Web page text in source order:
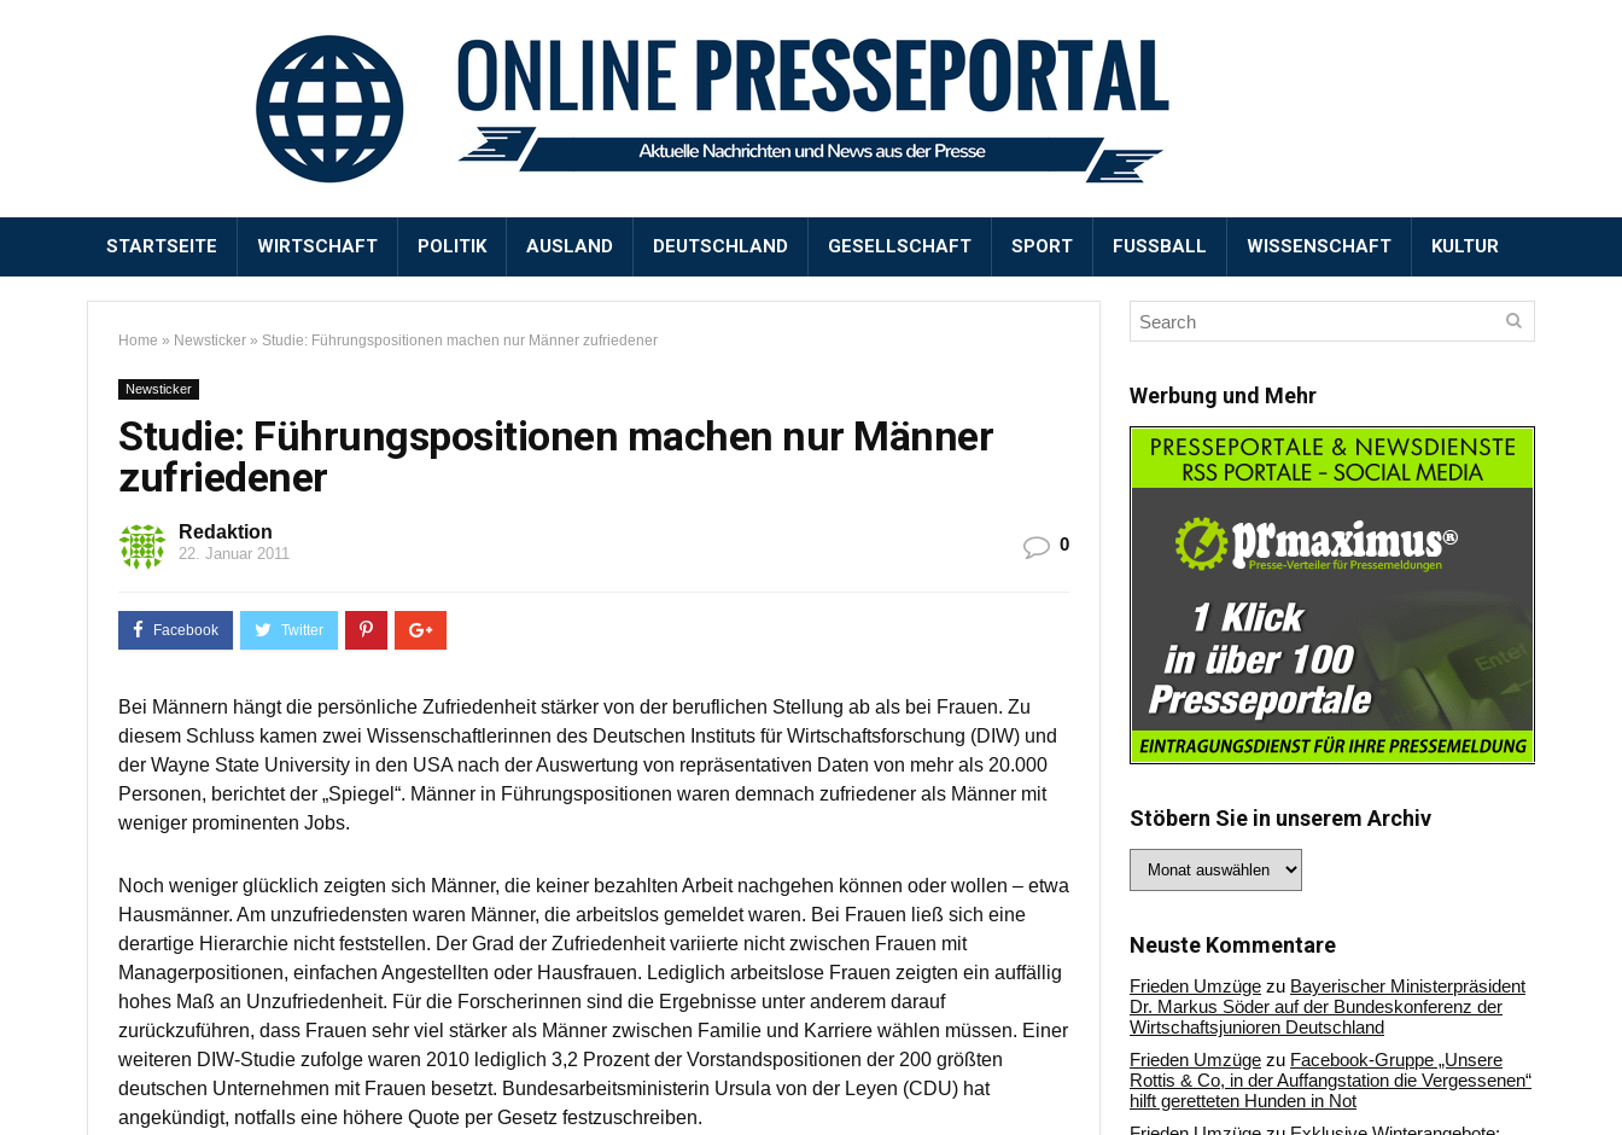
STARTSEITE WIRTSCHAFT POLITIK AUSLAND DEUTSCHLAND GESELLSCHAFT SPORT FUSSBALL WISSENSCHAFT KULTUR
Home » Newsticker » Studie: Führungspositionen machen nur Männer zufriedener
Newsticker
Studie: Führungspositionen machen nur Männer
zufriedener
Redaktion
22. Januar 2011 0
Bei Männern hängt die persönliche Zufriedenheit stärker von der beruflichen Stellung ab als bei Frauen. Zu
diesem Schluss kamen zwei Wissenschaftlerinnen des Deutschen Instituts für Wirtschaftsforschung (DIW) und
der Wayne State University in den USA nach der Auswertung von repräsentativen Daten von mehr als 20.000
Personen, berichtet der „Spiegel“. Männer in Führungspositionen waren demnach zufriedener als Männer mit
weniger prominenten Jobs.
Noch weniger glücklich zeigten sich Männer, die keiner bezahlten Arbeit nachgehen können oder wollen – etwa
Hausmänner. Am unzufriedensten waren Männer, die arbeitslos gemeldet waren. Bei Frauen ließ sich eine
derartige Hierarchie nicht feststellen. Der Grad der Zufriedenheit variierte nicht zwischen Frauen mit
Managerpositionen, einfachen Angestellten oder Hausfrauen. Lediglich arbeitslose Frauen zeigten ein auffällig
hohes Maß an Unzufriedenheit. Für die Forscherinnen sind die Ergebnisse unter anderem darauf
zurückzuführen, dass Frauen sehr viel stärker als Männer zwischen Familie und Karriere wählen müssen. Einer
weiteren DIW-Studie zufolge waren 2010 lediglich 3,2 Prozent der Vorstandspositionen der 200 größten
deutschen Unternehmen mit Frauen besetzt. Bundesarbeitsministerin Ursula von der Leyen (CDU) hat
angekündigt, notfalls eine höhere Quote per Gesetz festzuschreiben.
Werbung und Mehr
Stöbern Sie in unserem Archiv
Sie
Archiv
Neuste Kommentare
Frieden Umzüge zu Bayerischer Ministerpräsident
Dr. Markus Söder auf der Bundeskonferenz der
Wirtschaftsjunioren Deutschland
Frieden Umzüge zu Facebook-Gruppe „Unsere
Rottis & Co, in der Auffangstation die Vergessenen“
hilft geretteten Hunden in Not